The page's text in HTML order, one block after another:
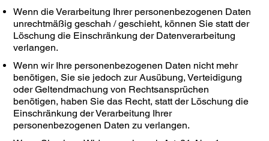
Wenn die Verarbeitung Ihrer personenbezogenen Daten
unrechtmäßig geschah / geschieht, können Sie statt der
Löschung die Einschränkung der Datenverarbeitung
verlangen.
Wenn wir Ihre personenbezogenen Daten nicht mehr
benötigen, Sie sie jedoch zur Ausübung, Verteidigung
oder Geltendmachung von Rechtsansprüchen
benötigen, haben Sie das Recht, statt der Löschung die
Einschränkung der Verarbeitung Ihrer
personenbezogenen Daten zu verlangen.